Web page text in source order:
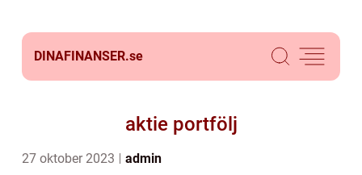
DINAFINANSER.se
aktie portfölj
27 oktober 2023 admin